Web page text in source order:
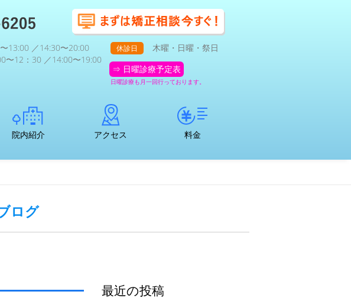
13:00 ／14:30〜20:00
12：30 ／14:00〜19:00
休診日
木曜・日曜・祭日
⇒ 日曜診療予定表
日曜診療も月一回行っております。
院内紹介 アクセス 料金
ログ
最近の投稿